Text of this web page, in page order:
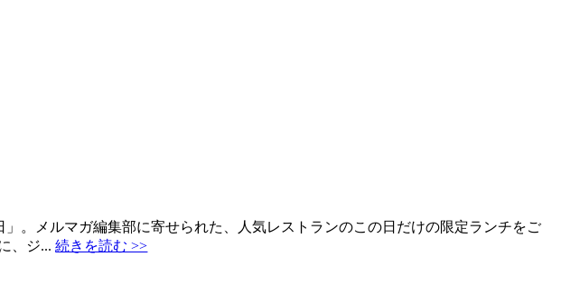
。メルマガ編集部に寄せられた、人気レストランのこの日だけの限定ランチをご
、ジ...続きを読む >>